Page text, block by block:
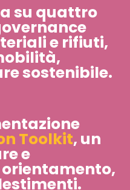
su quattro
e rifiuti,
sostenibile.
Toolkit, un
e